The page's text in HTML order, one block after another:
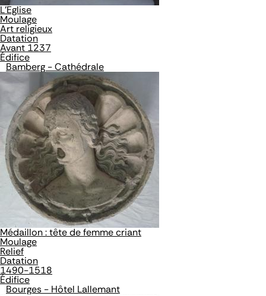
L'Eglise
Moulage
Art religieux
Datation
Avant 1237
Édifice
Bamberg - Cathédrale
Médaillon : tête de femme criant
Moulage
Relief
Datation
1490-1518
Édifice
Bourges - Hôtel Lallemant